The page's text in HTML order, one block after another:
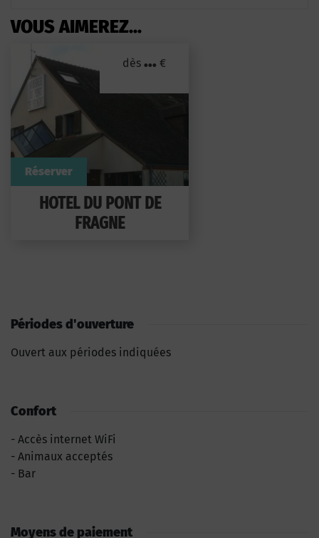
VOUS AIMEREZ...
HOTEL DU PONT DE
FRAGNE
dès ... €
Réserver
Périodes d'ouverture
Ouvert aux périodes indiquées
Confort
Accès internet WiFi
Animaux acceptés
Bar
Moyens de paiement